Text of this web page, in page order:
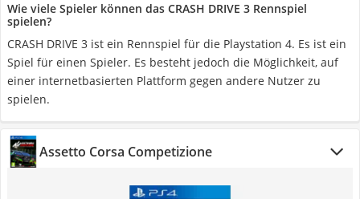
Wie viele Spieler können das CRASH DRIVE 3 Rennspiel
spielen?
CRASH DRIVE 3 ist ein Rennspiel für die Playstation 4. Es ist ein
Spiel für einen Spieler. Es besteht jedoch die Möglichkeit, auf
einer internetbasierten Plattform gegen andere Nutzer zu
spielen.
Assetto Corsa Competizione